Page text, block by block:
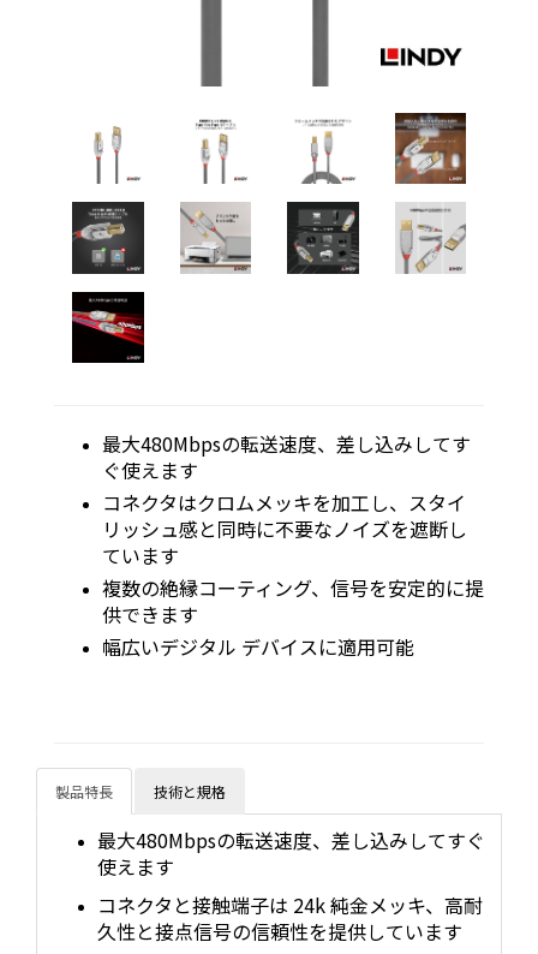
最大480Mbpsの転送速度、差し込みしてす
ぐ使えます
コネクタはクロムメッキを加工し、スタイ
リッシュ感と同時に不要なノイズを遮断し
ています
複数の絶縁コーティング、信号を安定的に提
供できます
幅広いデジタル デバイスに適用可能
製品特長 技術と規格
最大480Mbpsの転送速度、差し込みしてすぐ
使えます
コネクタと接触端子は 24k 純金メッキ、高耐
久性と接点信号の信頼性を提供しています